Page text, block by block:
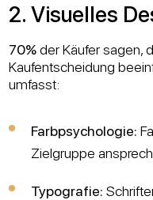
2. Visuelles
70%der Käufer sagen,
Kaufentscheidung
umfasst:
Farbpsychologie:
Zielgruppe
Typografie: